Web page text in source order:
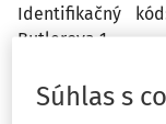
Identifikačný
Butlerova 1.
Odpoveď
Súhlas s